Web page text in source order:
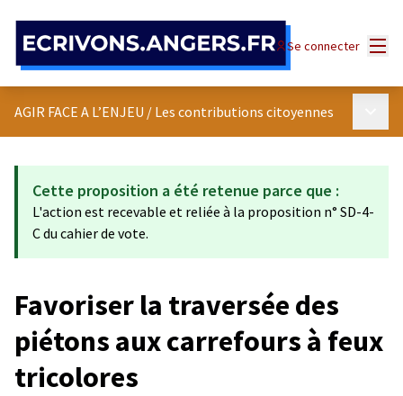
Se connecter
AGIR FACE A L’ENJEU / Les contributions citoyennes
Cette proposition a été retenue parce que :
L'action est recevable et reliée à la proposition n° SD-4-
C du cahier de vote.
Favoriser la traversée des
piétons aux carrefours à feux
tricolores